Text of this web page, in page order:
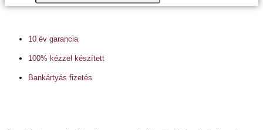
10 év garancia
100% kézzel készített
Bankártyás fizetés